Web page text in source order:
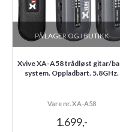
PÅ LAGER OG I BUTIKK
Xvive XA-A58 trådløst gitar/
system. Oppladbart. 5.8GHz.
Vare nr. XA-A58
1.699,-